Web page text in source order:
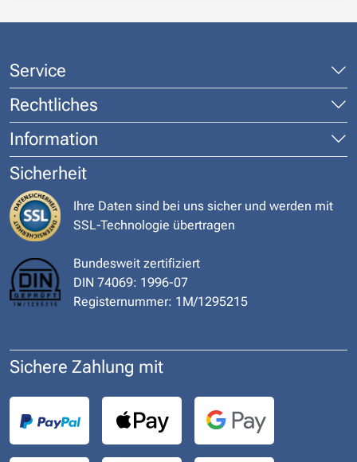
Service
Rechtliches
Information
Sicherheit
Ihre Daten sind bei uns sicher und werden mit
SSL-Technologie übertragen
Bundesweit zertifiziert
DIN 74069: 1996-07
Registernummer: 1M/1295215
Sichere Zahlung mit